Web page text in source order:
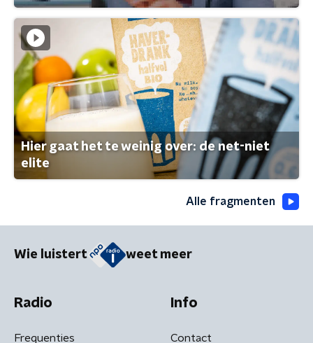
Hier gaat het te weinig over: de net-niet
elite
Alle fragmenten
Wie luistert weet meer
Radio
Frequenties
Info
Contact